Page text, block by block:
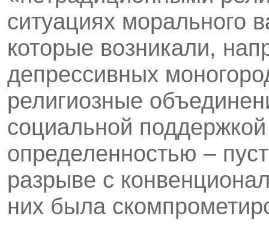
ситуациях морального
которые возникали,
депрессивных
религиозные
социальной
определенностью –
разрыве с
них была